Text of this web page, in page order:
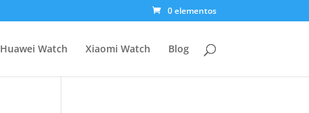
0 elementos
Huawei Watch Xiaomi Watch Blog